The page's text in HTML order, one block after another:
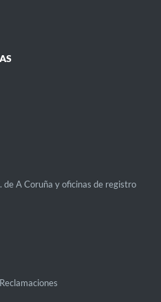
de A Coruña y oficinas de registro